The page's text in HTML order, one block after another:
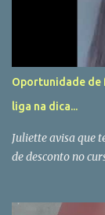
Oportunidade de
liga na dica...
Juliette avisa que
de desconto no